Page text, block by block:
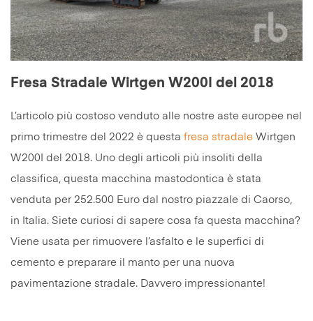
Fresa Stradale Wirtgen W200I del 2018
L’articolo più costoso venduto alle nostre aste europee nel
primo trimestre del 2022 è questa fresa stradale Wirtgen
W200I del 2018. Uno degli articoli più insoliti della
classifica, questa macchina mastodontica è stata
venduta per 252.500 Euro dal nostro piazzale di Caorso,
in Italia. Siete curiosi di sapere cosa fa questa macchina?
Viene usata per rimuovere l’asfalto e le superfici di
cemento e preparare il manto per una nuova
pavimentazione stradale. Davvero impressionante!